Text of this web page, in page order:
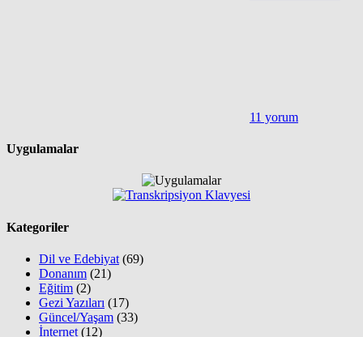
11 yorum
Uygulamalar
Kategoriler
Dil ve Edebiyat (69)
Donanım (21)
Eğitim (2)
Gezi Yazıları (17)
Güncel/Yaşam (33)
İnternet (12)